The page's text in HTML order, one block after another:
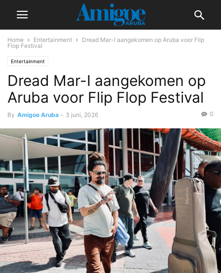
Home Entertainment
Dread Mar-I aangekomen op Aruba voor Flip
Flop Festival
Entertainment
Dread Mar-I aangekomen op
Aruba voor Flip Flop Festival
By Amigoe Aruba - 3 juni, 2026 0